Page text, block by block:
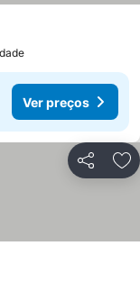
Ver preços
Partilhar